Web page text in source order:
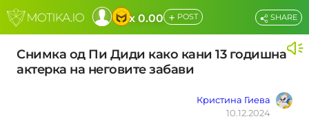
x 0.00 + POST
Снимка од Пи Диди како кани 13 годишна
актерка на неговите забави
Кристина Гиева
10.12.2024
SHARE